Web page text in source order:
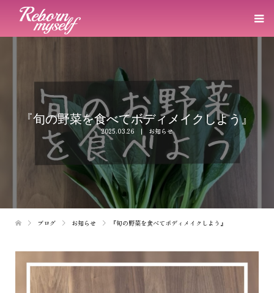
『旬の野菜を食べてボディメイクしよう』
2025.03.26 お知らせ
ブログ お知らせ 『旬の野菜を食べてボディメイクしよう』